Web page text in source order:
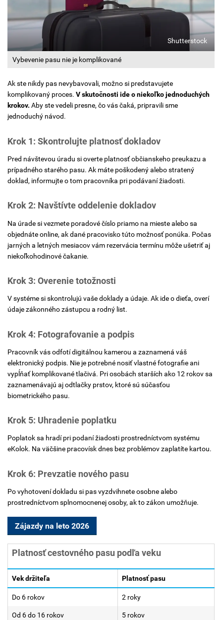
Vybevenie pasu nie je komplikované
Shutterstock
Ak ste nikdy pas nevybavovali, možno si predstavujete
komplikovaný proces. V skutočnosti ide o niekoľko jednoduchých
krokov. Aby ste vedeli presne, čo vás čaká, pripravili sme
jednoduchý návod.
Krok 1: Skontrolujte platnosť dokladov
Pred návštevou úradu si overte platnosť občianskeho preukazu a
prípadného starého pasu. Ak máte poškodený alebo stratený
doklad, informujte o tom pracovníka pri podávaní žiadosti.
Krok 2: Navštívte oddelenie dokladov
Na úrade si vezmete poradové číslo priamo na mieste alebo sa
objednáte online, ak dané pracovisko túto možnosť ponúka. Počas
jarných a letných mesiacov vám rezervácia termínu môže ušetriť aj
niekoľkohodinové čakanie.
Krok 3: Overenie totožnosti
V systéme si skontrolujú vaše doklady a údaje. Ak ide o dieťa, overí
údaje zákonného zástupcu a rodný list.
Krok 4: Fotografovanie a podpis
Pracovník vás odfotí digitálnou kamerou a zaznamená váš
elektronický podpis. Nie je potrebné nosiť vlastné fotografie ani
vypĺňať komplikované tlačivá. Pri osobách starších ako 12 rokov sa
zaznamenávajú aj odtlačky prstov, ktoré sú súčasťou
biometrického pasu.
Krok 5: Uhradenie poplatku
Poplatok sa hradí pri podaní žiadosti prostredníctvom systému
eKolok. Na väčšine pracovísk dnes bez problémov zaplatíte kartou.
Krok 6: Prevzatie nového pasu
Po vyhotovení dokladu si pas vyzdvihnete osobne alebo
prostredníctvom splnomocnenej osoby, ak to zákon umožňuje.
Zájazdy na leto 2026
Platnosť cestovného pasu podľa veku
Vek držiteľa Platnosť pasu
Do 6 rokov 2 roky
Od 6 do 16 rokov 5 rokov